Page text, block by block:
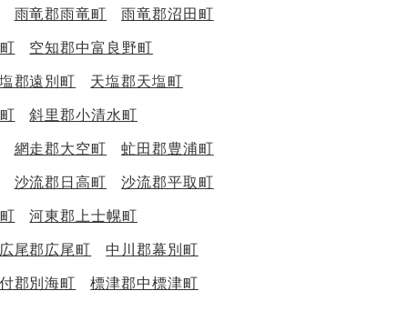
雨竜郡雨竜町 雨竜郡沼田町
空知郡中富良野町
郡遠別町 天塩郡天塩町
斜里郡小清水町
網走郡大空町 虻田郡豊浦町
沙流郡日高町 沙流郡平取町
河東郡上士幌町
尾郡広尾町 中川郡幕別町
郡別海町 標津郡中標津町